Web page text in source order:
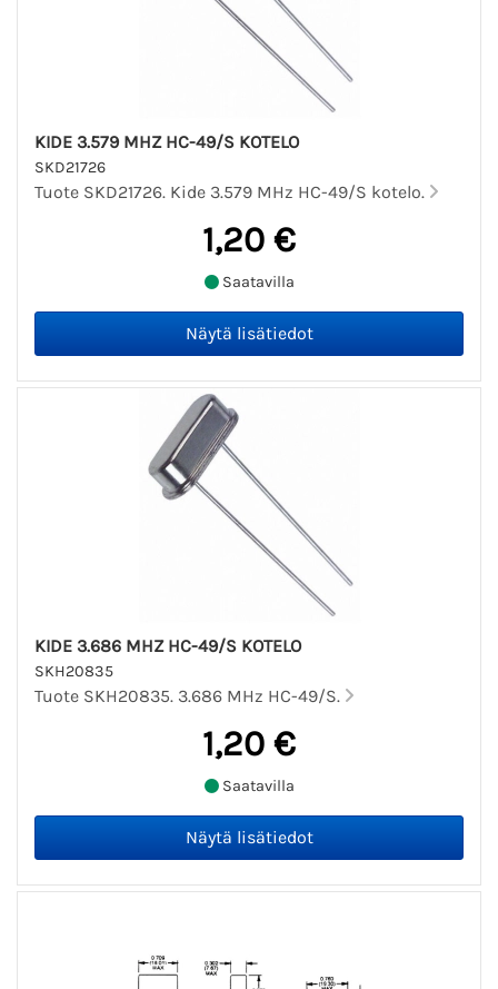
KIDE 3.579 MHZ HC-49/S KOTELO
SKD21726
Tuote SKD21726. Kide 3.579 MHz HC-49/S kotelo.
1,20 €
Saatavilla
KIDE 3.686 MHZ HC-49/S KOTELO
SKH20835
Tuote SKH20835. 3.686 MHz HC-49/S.
1,20 €
Saatavilla